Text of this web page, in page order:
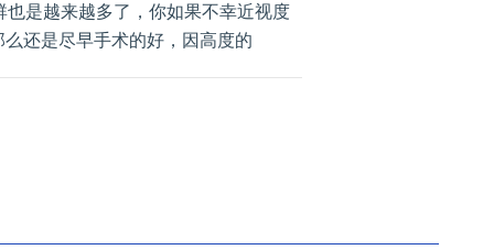
是越来越多了，你如果不幸近视度
还是尽早手术的好，因高度的